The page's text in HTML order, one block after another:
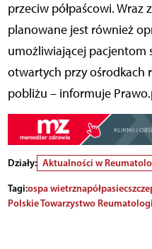
przeciw półpaścowi.
planowane jest również
umożliwiającej pacjentom
otwartych przy ośrodkach
pobliżu – informuje
Działy: Aktualności w
Tagi:ospa wietrznapółpasiec
Polskie Towarzystwo